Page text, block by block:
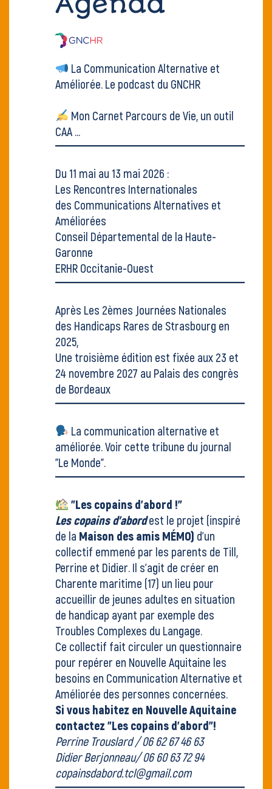
La Communication Alternative et
Améliorée. Le podcast du GNCHR
Mon Carnet Parcours de Vie, un outil
CAA ...
Du 11 mai au 13 mai 2026 :
Les Rencontres Internationales
des Communications Alternatives et
Améliorées
Conseil Départemental de la Haute-
Garonne
ERHR Occitanie-Ouest
Après Les 2èmes Journées Nationales
des Handicaps Rares de Strasbourg en
2025,
Une troisième édition est fixée aux 23 et
24 novembre 2027 au Palais des congrès
de Bordeaux
La communication alternative et
améliorée. Voir cette tribune du journal
"Le Monde".
"Les copains d'abord !"
Les copains d’abord est le projet (inspiré
de la Maison des amis MÉMO) d'un
collectif emmené par les parents de Till,
Perrine et Didier. Il s'agit de créer en
Charente maritime (17) un lieu pour
accueillir de jeunes adultes en situation
de handicap ayant par exemple des
Troubles Complexes du Langage.
Ce collectif fait circuler un questionnaire
pour repérer en Nouvelle Aquitaine les
besoins en Communication Alternative et
Améliorée des personnes concernées.
Si vous habitez en Nouvelle Aquitaine
contactez "Les copains d'abord"!
Perrine Trouslard / 06 62 67 46 63
Didier Berjonneau/ 06 60 63 72 94
copainsdabord.tcl@gmail.com